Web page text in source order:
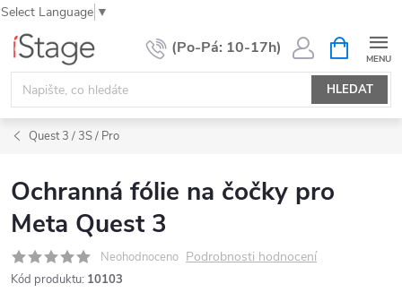
Select Language ▼
Přejít
obsah
HLEDAT
NÁKUPNÍ
KOŠÍK
Quest 3 / 3S / Pro
Ochranná fólie na čočky pro
Meta Quest 3
Neohodnoceno Podrobnosti hodnocení
Kód produktu: 10103